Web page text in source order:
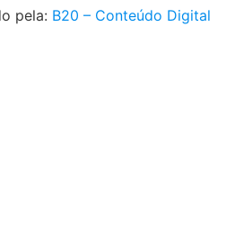
pela: B20 – Conteúdo Digital